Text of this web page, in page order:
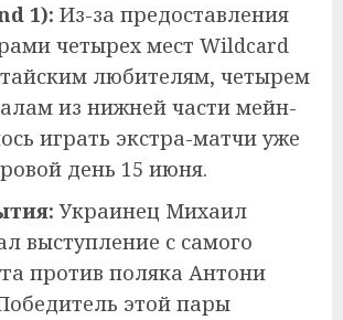
1): Из-за предоставления
четырех мест Wildcard
любителям, четырем
из нижней части мейн-
играть экстра-матчи уже
день 15 июня.
Украинец Михаил
выступление с самого
против поляка Антони
этой пары